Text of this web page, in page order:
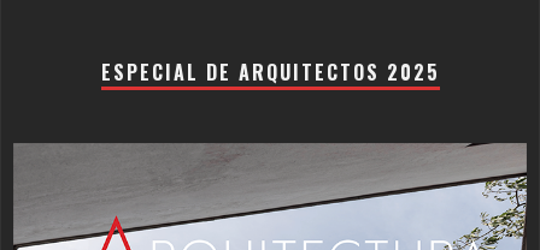
ESPECIAL DE ARQUITECTOS 2025